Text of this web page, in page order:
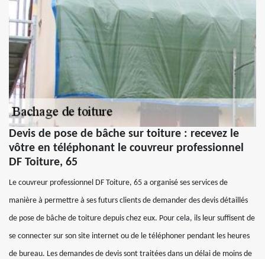
Devis de pose de bâche sur toiture : recevez le
vôtre en téléphonant le couvreur professionnel
DF Toiture, 65
Le couvreur professionnel DF Toiture, 65 a organisé ses services de
manière à permettre à ses futurs clients de demander des devis détaillés
de pose de bâche de toiture depuis chez eux. Pour cela, ils leur suffisent de
se connecter sur son site internet ou de le téléphoner pendant les heures
de bureau. Les demandes de devis sont traitées dans un délai de moins de